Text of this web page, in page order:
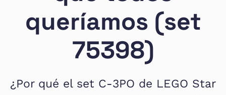
queríamos (set
75398)
¿Por qué el set C-3PO de LEGO Star